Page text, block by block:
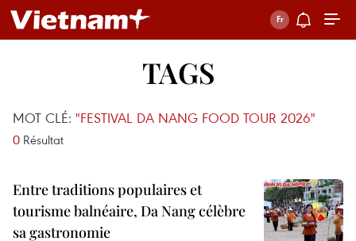
TAGS
MOT CLÉ: "FESTIVAL DA NANG FOOD TOUR 2026"
0 Résultat
Entre traditions populaires et
tourisme balnéaire, Da Nang célèbre
sa gastronomie